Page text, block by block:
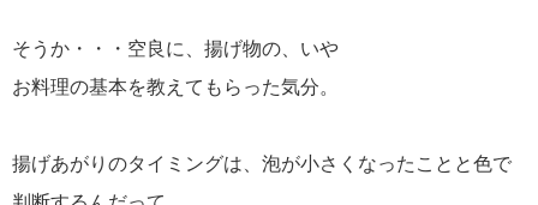
そうか・・・空良に、揚げ物の、いや
お料理の基本を教えてもらった気分。
揚げあがりのタイミングは、泡が小さくなったことと色で